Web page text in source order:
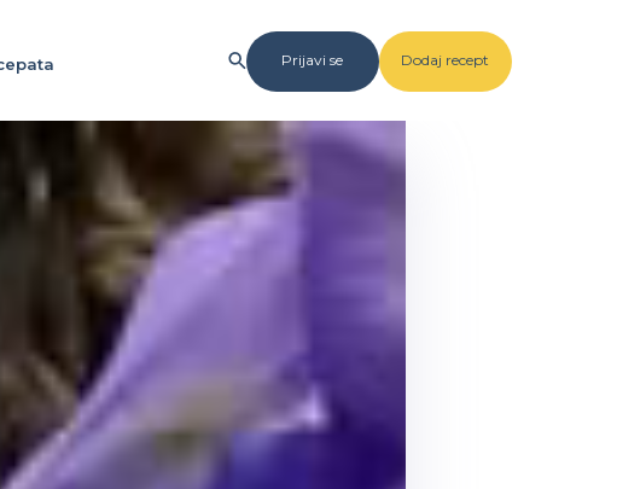
Prijavi se Dodaj recept